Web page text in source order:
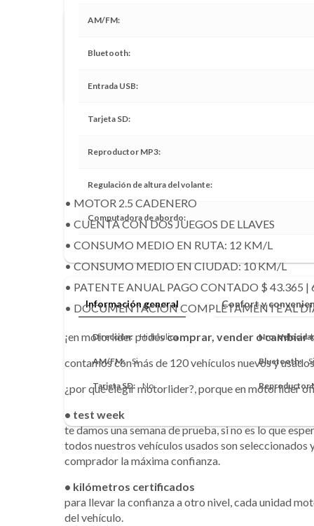
AM/FM
Bluetooth
Entrada USB
Tarjeta SD
Reproductor MP3
Regulación de altura del volante
Computadora de abordo
Información general Confort y
Dirección Hidráulica Nro.
AM/FM Si Bluetooth Si
Tarjeta SD No Reproductor
En vehículos superiores al año 2015 y con menos de
compra aproximada a los pocos minutos.
• MOTOR 2.5 CADENERO
• CUENTA CON DOS JUEGOS DE LLAVES
• CONSUMO MEDIO EN RUTA: 12 KM/L
• CONSUMO MEDIO EN CIUDAD: 10 KM/L
• PATENTE ANUAL PAGO CONTADO $ 43.365 |
• DOCUMENTACIÓN COMPLETAMENTE AL
¡en motorlider podéscomprar, vender o cambiar
contamos con más de 120 vehículos nuevos y
¿por qué elegir motorlider?, porque en motorlider
• test week
te damos una semana de prueba, si no es lo que
todos nuestros vehículos usados son
comprador la máxima confianza.
• kilómetros certificados
para llevar la confianza a otro nivel, cada unidad
del vehículo.